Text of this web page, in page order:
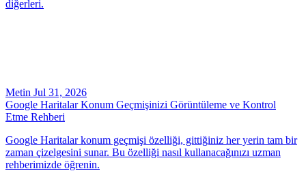
diğerleri.
Metin Jul 31, 2026
Google Haritalar Konum Geçmişinizi Görüntüleme ve Kontrol
Etme Rehberi
Google Haritalar konum geçmişi özelliği, gittiğiniz her yerin tam bir
zaman çizelgesini sunar. Bu özelliği nasıl kullanacağınızı uzman
rehberimizde öğrenin.